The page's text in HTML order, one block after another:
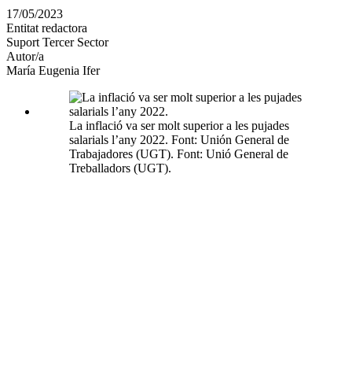
altres
xarxes
socials
17/05/2023
Entitat redactora
Suport Tercer Sector
Autor/a
María Eugenia Ifer
La inflació va ser molt superior a les pujades
salarials l’any 2022. Font: Unión General de
Trabajadores (UGT). Font: Unió General de
Treballadors (UGT).